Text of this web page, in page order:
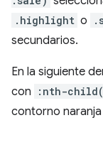
.highlight o
secundarios.
En la siguiente
con
:nth-
contorno